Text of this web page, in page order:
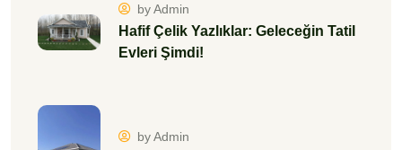
by Admin
Hafif Çelik Yazlıklar: Geleceğin Tatil
Evleri Şimdi!
by Admin